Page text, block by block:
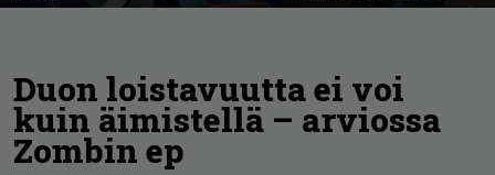
Duon loistavuutta ei voi
kuin äimistellä – arviossa
Zombin ep